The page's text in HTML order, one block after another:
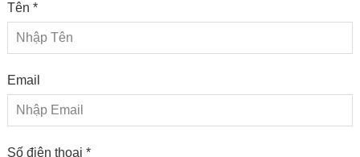
Tên *
Email
Số điện thoại *